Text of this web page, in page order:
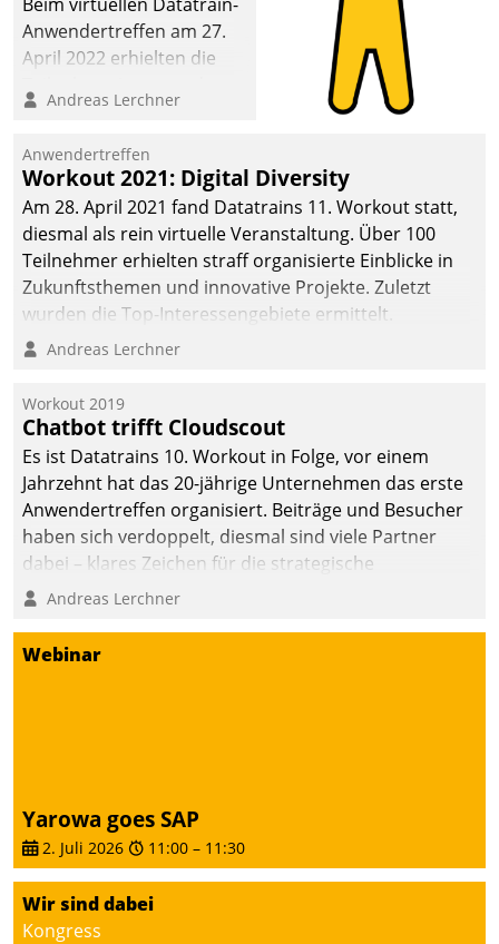
Anwendertreffen am 27.
April 2022 erhielten die
Teilnehmer kurzweilige
Cloud-Strategien und -
Lösungen mit hohem
Zukunftspotenzial.
Andreas Lerchner
Anwendertreffen
Workout 2021: Digital Diversity
Am 28. April 2021 fand Datatrains 11. Workout statt,
diesmal als rein virtuelle Veranstaltung. Über 100
Teilnehmer erhielten straff organisierte Einblicke in
Zukunftsthemen und innovative Projekte. Zuletzt
wurden die Top-Interessengebiete ermittelt.
Andreas Lerchner
Workout 2019
Chatbot trifft Cloudscout
Es ist Datatrains 10. Workout in Folge, vor einem
Jahrzehnt hat das 20-jährige Unternehmen das erste
Anwendertreffen organisiert. Beiträge und Besucher
haben sich verdoppelt, diesmal sind viele Partner
dabei – klares Zeichen für die strategische
Fokussierung auf den Kunden.
Andreas Lerchner
Webinar
Yarowa goes SAP
2. Juli 2026 11:00 – 11:30
Wir sind dabei
Kongress